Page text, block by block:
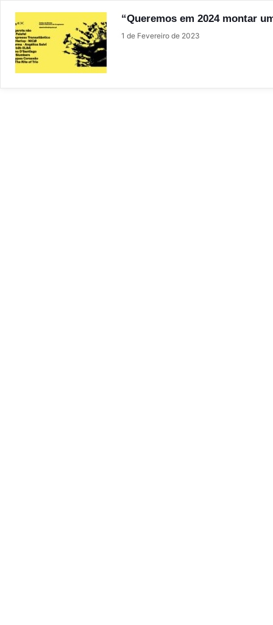
“Queremos em 2024 montar
1 de Fevereiro de 2023